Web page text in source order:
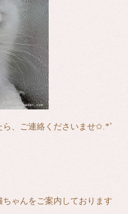
ら、ご連絡くださいませ✩.*˚
ゃんをご案内しております